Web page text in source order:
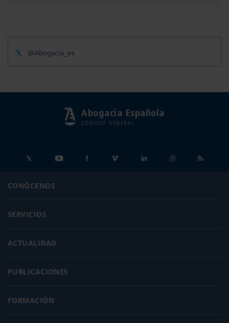
@Abogacia_es
Abogacía Española
CONSEJO GENERAL
CONÓCENOS
SERVICIOS
ACTUALIDAD
PUBLICACIONES
FORMACIÓN